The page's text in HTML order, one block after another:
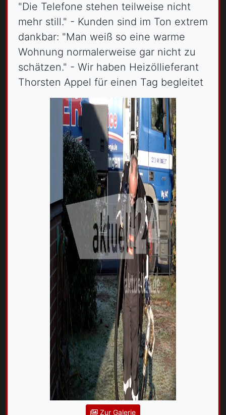
"Die Telefone stehen teilweise nicht
mehr still." - Kunden sind im Ton extrem
dankbar: "Man weiß so eine warme
Wohnung normalerweise gar nicht zu
schätzen." - Wir haben Heizöllieferant
Thorsten Appel für einen Tag begleitet
Zur Galerie